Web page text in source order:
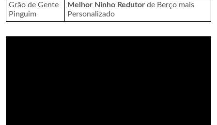
Grão de Gente
Pinguim
Melhor Ninho Redutor de Berço mais
Personalizado